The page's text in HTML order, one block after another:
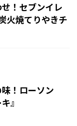
！セブンイレ
火焼てりやきチ
！ローソン
』